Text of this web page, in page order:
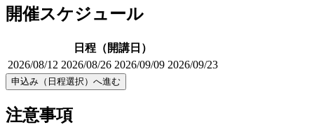
開催スケジュール
日程（開講日）
2026/08/12 2026/08/26 2026/09/09 2026/09/23
申込み（日程選択）へ進む
注意事項